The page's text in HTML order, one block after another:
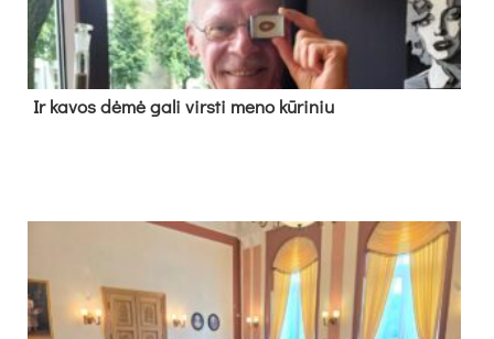
Ir ka­vos dė­mė ga­li virs­ti me­no kū­ri­niu